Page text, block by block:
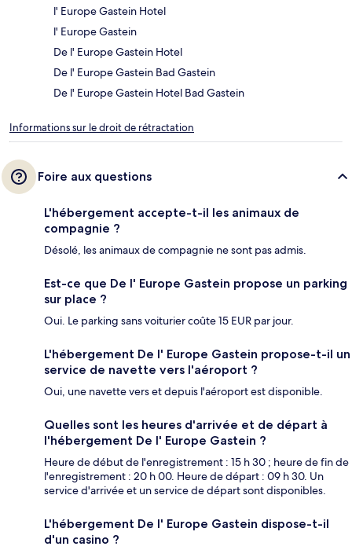
l' Europe Gastein Hotel
l' Europe Gastein
De l' Europe Gastein Hotel
De l' Europe Gastein Bad Gastein
De l' Europe Gastein Hotel Bad Gastein
Informations sur le droit de rétractation
Foire aux questions
L'hébergement accepte-t-il les animaux de
compagnie ?
Désolé, les animaux de compagnie ne sont pas admis.
Est-ce que De l' Europe Gastein propose un parking
sur place ?
Oui. Le parking sans voiturier coûte 15 EUR par jour.
L'hébergement De l' Europe Gastein propose-t-il un
service de navette vers l'aéroport ?
Oui, une navette vers et depuis l'aéroport est disponible.
Quelles sont les heures d'arrivée et de départ à
l'hébergement De l' Europe Gastein ?
Heure de début de l'enregistrement : 15 h 30 ; heure de fin de
l'enregistrement : 20 h 00. Heure de départ : 09 h 30. Un
service d'arrivée et un service de départ sont disponibles.
L'hébergement De l' Europe Gastein dispose-t-il
d'un casino ?